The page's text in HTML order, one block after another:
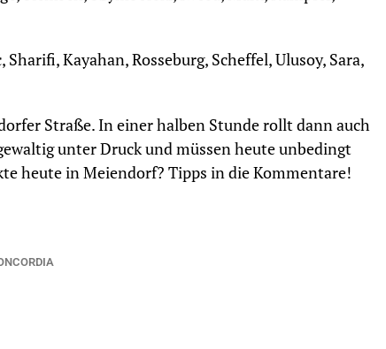
Sharifi, Kayahan, Rosseburg, Scheffel, Ulusoy, Sara,
Straße. In einer halben Stunde rollt dann auch
unter Druck und müssen heute unbedingt
heute in Meiendorf? Tipps in die Kommentare!